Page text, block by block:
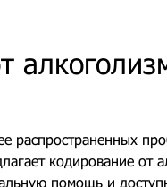
распространенных
кодирование от